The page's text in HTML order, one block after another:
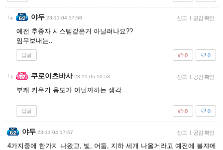
야두 23-11-04 17:58 신고 | 공감 확인
예전 추종자 시스템같은거 아닐려나요??
임무보내는..
답글 0
0
쿠로이츠바사 23-11-05 10:53 신고 | 공감 확인
부캐 키우기 용도가 아닐까하는 생각...
답글 0
0
야두 23-11-04 17:57 신고 | 공감 확인
4가지중에 한가지 나왔고, 빛, 어둠, 지하 세개 나올거라고 예전에 블쟈에